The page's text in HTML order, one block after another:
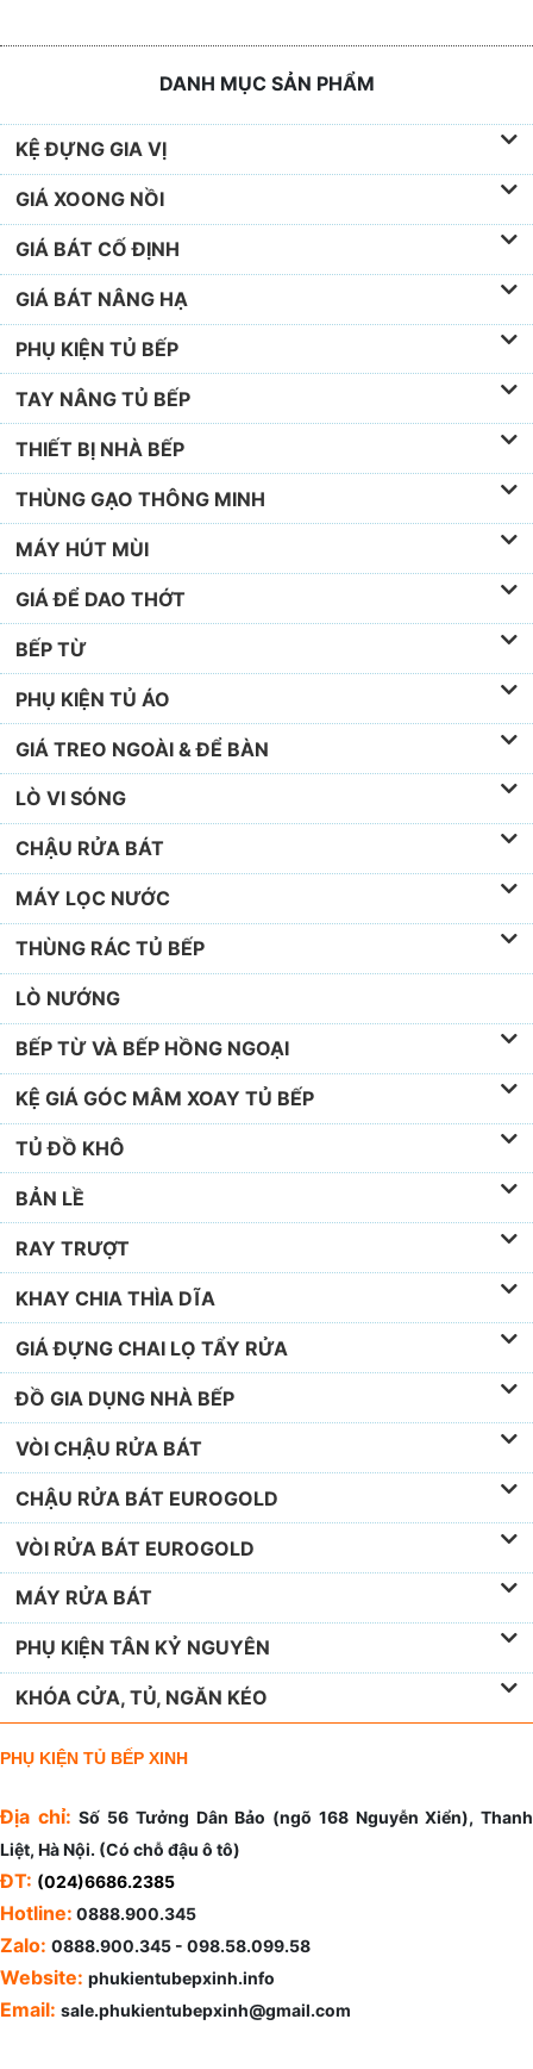
DANH MỤC SẢN PHẨM
KỆ ĐỰNG GIA VỊ
GIÁ XOONG NỒI
GIÁ BÁT CỐ ĐỊNH
GIÁ BÁT NÂNG HẠ
PHỤ KIỆN TỦ BẾP
TAY NÂNG TỦ BẾP
THIẾT BỊ NHÀ BẾP
THÙNG GẠO THÔNG MINH
MÁY HÚT MÙI
GIÁ ĐỂ DAO THỚT
BẾP TỪ
PHỤ KIỆN TỦ ÁO
GIÁ TREO NGOÀI & ĐỂ BÀN
LÒ VI SÓNG
CHẬU RỬA BÁT
MÁY LỌC NƯỚC
THÙNG RÁC TỦ BẾP
LÒ NƯỚNG
BẾP TỪ VÀ BẾP HỒNG NGOẠI
KỆ GIÁ GÓC MÂM XOAY TỦ BẾP
TỦ ĐỒ KHÔ
BẢN LỀ
RAY TRƯỢT
KHAY CHIA THÌA DĨA
GIÁ ĐỰNG CHAI LỌ TẨY RỬA
ĐỒ GIA DỤNG NHÀ BẾP
VÒI CHẬU RỬA BÁT
CHẬU RỬA BÁT EUROGOLD
VÒI RỬA BÁT EUROGOLD
MÁY RỬA BÁT
PHỤ KIỆN TÂN KỶ NGUYÊN
KHÓA CỬA, TỦ, NGĂN KÉO
PHỤ KIỆN TỦ BẾP XINH
Địa chỉ: Số 56 Tưởng Dân Bảo (ngõ 168 Nguyễn Xiển), Thanh
Liệt, Hà Nội. (Có chỗ đậu ô tô)
ĐT: (024)6686.2385
Hotline: 0888.900.345
Zalo: 0888.900.345 - 098.58.099.58
Website: phukientubepxinh.info
Email: sale.phukientubepxinh@gmail.com